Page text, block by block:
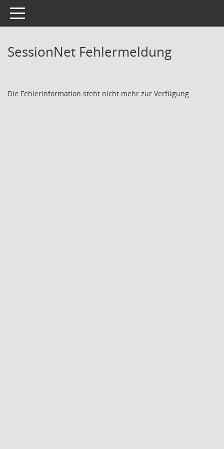
Toggle navigation
SessionNet Fehlermeldung
Die Fehlerinformation steht nicht mehr zur Verfügung.